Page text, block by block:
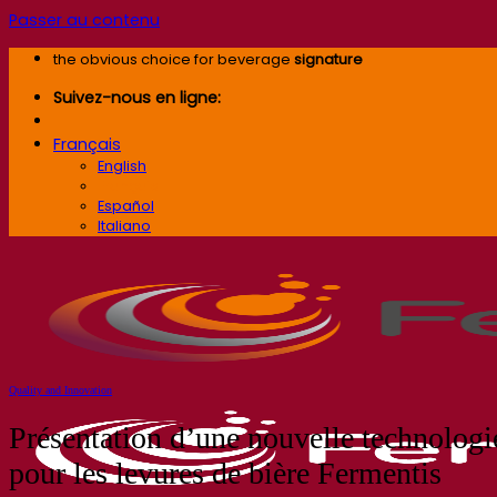
Passer au contenu
the obvious choice for beverage signature
Suivez-nous en ligne:
Français
English
Español
Italiano
Quality and Innovation
Présentation d’une nouvelle
pour les levures de bière Fermentis